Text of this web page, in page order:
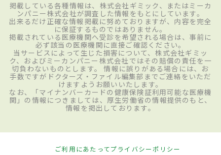
掲載している各種情報は、株式会社ギミック、またはミーカ
ンパニー株式会社が調査した情報をもとにしています。
出来るだけ正確な情報掲載に努めておりますが、内容を完全
に保証するものではありません。
掲載されている医療機関へ受診を希望される場合は、事前に
必ず該当の医療機関に直接ご確認ください。
当サービスによって生じた損害について、株式会社ギミッ
ク、およびミーカンパニー株式会社ではその賠償の責任を一
切負わないものとします。 情報に誤りがある場合には、お
手数ですがドクターズ・ファイル編集部までご連絡をいただ
けますようお願いいたします。
なお、「マイナンバーカードの健康保険証利用可能な医療機
関」の情報につきましては、厚生労働省の情報提供のもと、
情報を掲出しております。
ご利用にあたってプライバシーポリシー